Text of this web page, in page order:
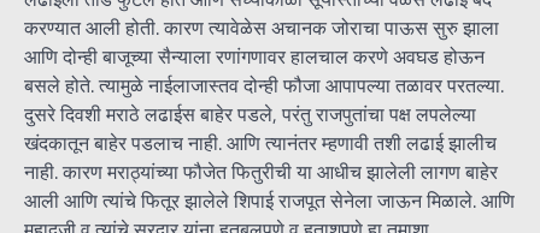
करण्यात आली होती. कारण त्यावेळेस अचानक जोराचा पाऊस सुरु झाला
आणि दोन्ही बाजूच्या सैन्याला रणांगणावर हालचाल करणे अवघड होऊन
बसले होते. त्यामुळे नाईलाजास्तव दोन्ही फौजा आपापल्या तळावर परतल्या.
दुसरे दिवशी मराठे लढाईस बाहेर पडले, परंतु राजपुतांचा पक्ष लपलेल्या
खंदकातून बाहेर पडलाच नाही. आणि त्यानंतर म्हणावी तशी लढाई झालीच
नाही. कारण मराठ्यांच्या फौजेत फितुरीची या आधीच झालेली लागण बाहेर
आली आणि त्यांचे फितूर झालेले शिपाई राजपूत सेनेला जाऊन मिळाले. आणि